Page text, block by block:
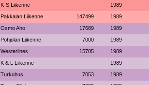
K-S Liikenne 1989
Pakkalan Liikenne 147499 1989
Osmo Aho 17689 1989
Pohjolan Liikenne 7000 1989
Westerlines 15705 1989
K & L Liikenne 1989
Turkubus 7053 1989